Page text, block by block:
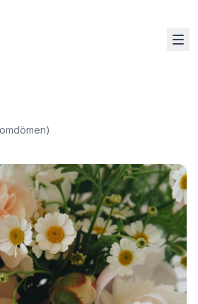
omdömen)